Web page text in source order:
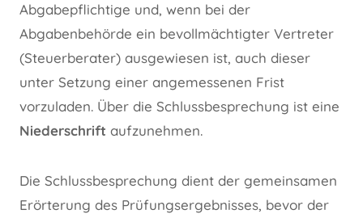
Abgabepflichtige und, wenn bei der
Abgabenbehörde ein bevollmächtigter Vertreter
(Steuerberater) ausgewiesen ist, auch dieser
unter Setzung einer angemessenen Frist
vorzuladen. Über die Schlussbesprechung ist eine
Niederschrift aufzunehmen.
Die Schlussbesprechung dient der gemeinsamen
Erörterung des Prüfungsergebnisses, bevor der